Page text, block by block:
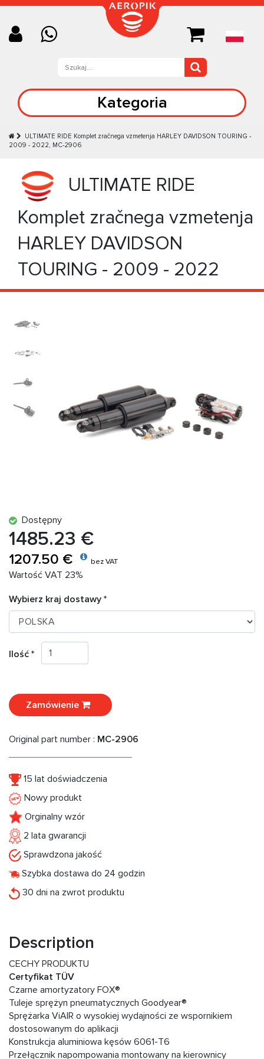
Kategoria
ULTIMATE RIDE Komplet zračnega vzmetenja HARLEY DAVIDSON TOURING -
2009 - 2022, MC-2906
ULTIMATE RIDE
Komplet zračnega vzmetenja
HARLEY DAVIDSON
TOURING - 2009 - 2022
Dostępny
1485.23 €
1207.50 € bez VAT
Wartość VAT 23%
Wybierz kraj dostawy *
Ilość *
Zamówienie
Original part number : MC-2906
15 lat doświadczenia
Nowy produkt
Orginalny wzór
2 lata gwarancji
Sprawdzona jakość
Szybka dostawa do 24 godzin
30 dni na zwrot produktu
Description
CECHY PRODUKTU
Certyfikat TÜV
Czarne amortyzatory FOX®
Tuleje sprężyn pneumatycznych Goodyear®
Sprężarka ViAIR o wysokiej wydajności ze wspornikiem
dostosowanym do aplikacji
Konstrukcja aluminiowa kęsów 6061-T6
Przełącznik napompowania montowany na kierownicy